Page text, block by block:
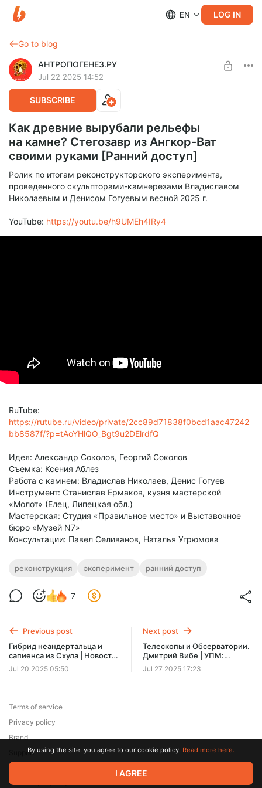
EN LOG IN
Go to blog
АНТРОПОГЕНЕЗ.РУ
Jul 22 2025 14:52
SUBSCRIBE
Как древние вырубали рельефы
на камне? Стегозавр из Ангкор-Ват
своими руками [Ранний доступ]
Ролик по итогам реконструкторского эксперимента,
проведенного скульпторами-камнерезами Владиславом
Николаевым и Денисом Гогуевым весной 2025 г.
YouTube: https://youtu.be/h9UMEh4IRy4
RuTube:
https://rutube.ru/video/private/2cc89d71838f0bcd1aac47242
bb8587f/?p=tAoYHlQO_Bgt9u2DElrdfQ
Идея: Александр Соколов, Георгий Соколов
Съемка: Ксения Аблез
Работа с камнем: Владислав Николаев, Денис Гогуев
Инструмент: Станислав Ермаков, кузня мастерской
«Молот» (Елец, Липецкая обл.)
Мастерская: Студия «Правильное место» и Выставочное
бюро «Музей N7»
Консультации: Павел Селиванов, Наталья Угрюмова
реконструкция эксперимент ранний доступ
7
Previous post
Гибрид неандертальца и
сапиенса из Схула | Новость
недели с Александром
Соколовым - 45
Jul 20 2025 05:50
Next post
Телескопы и Обсерватории.
Дмитрий Вибе | УПМ:
Обсерватории Кавказа-1
[Эксклюзив]
Jul 27 2025 17:23
© 2026 Zaya Solutions Limited. All rights reserved. All trademarks
are the property of their respective owners.
Terms of service
Privacy policy
Brand
SupportBy using the site, you agree to our cookie policy. Read more here.
I AGREE